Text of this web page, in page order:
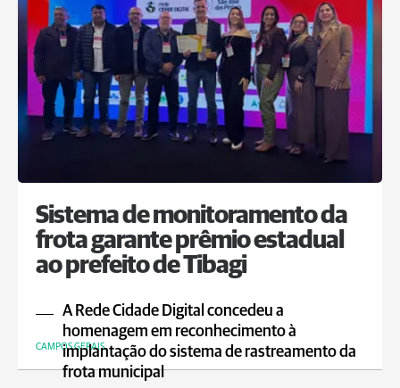
Sistema de monitoramento da
frota garante prêmio estadual
ao prefeito de Tibagi
A Rede Cidade Digital concedeu a
homenagem em reconhecimento à
implantação do sistema de rastreamento da
frota municipal
CAMPOS GERAIS